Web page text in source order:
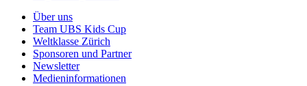
Über uns
Team UBS Kids Cup
Weltklasse Zürich
Sponsoren und Partner
Newsletter
Medieninformationen